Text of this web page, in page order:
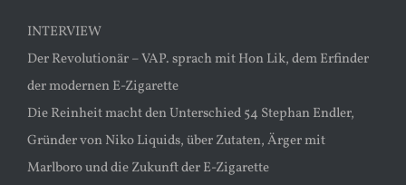
INTERVIEW
Der Revolutionär – VAP. sprach mit Hon Lik, dem Erfinder
der modernen E-Zigarette
Die Reinheit macht den Unterschied 54 Stephan Endler,
Gründer von Niko Liquids, über Zutaten, Ärger mit
Marlboro und die Zukunft der E-Zigarette